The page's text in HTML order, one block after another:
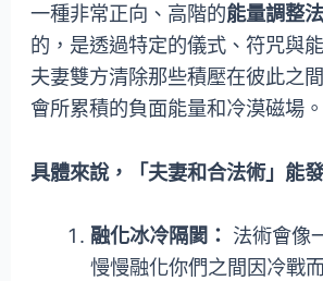
一種非常正向、高階的能量調整
的，是透過特定的儀式、符咒與
夫妻雙方清除那些積壓在彼此之
會所累積的負面能量和冷漠磁場。
具體來說，「夫妻和合法術」能
融化冰冷隔閡： 法術會像
慢慢融化你們之間因冷戰